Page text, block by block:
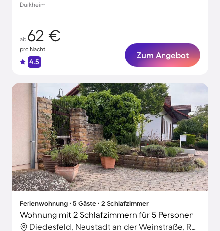
Dürkheim
ab 62 €
pro Nacht
4.5
Zum Angebot
Ferienwohnung ∙ 5 Gäste ∙ 2 Schlafzimmer
Wohnung mit 2 Schlafzimmern für 5 Personen
Diedesfeld, Neustadt an der Weinstraße, Rheinland-Pfalz